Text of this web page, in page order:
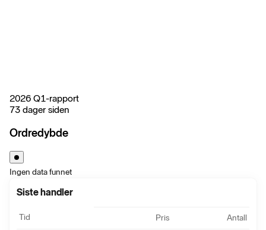
2026 Q1-rapport
73 dager siden
Ordredybde
Ingen data funnet
Siste handler
Tid Pris Antall